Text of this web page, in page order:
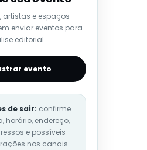
artistas e espaços
enviar eventos para
editorial.
evento
de sair: confirme
horário, endereço,
e possíveis
nos canais